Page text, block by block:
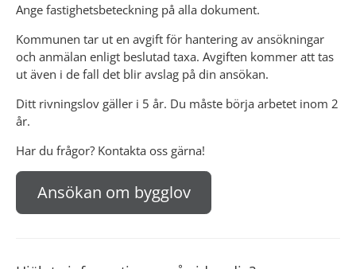
Ange fastighetsbeteckning på alla dokument.
Kommunen tar ut en avgift för hantering av ansökningar
och anmälan enligt beslutad taxa. Avgiften kommer att tas
ut även i de fall det blir avslag på din ansökan.
Ditt rivningslov gäller i 5 år. Du måste börja arbetet inom 2
år.
Har du frågor? Kontakta oss gärna!
Ansökan om bygglov(länk till annan webbplats)